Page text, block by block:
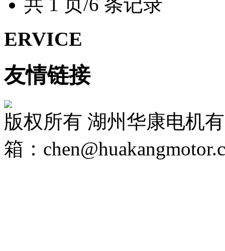
ERVICE
友情链接
版权所有 湖州华康电机
箱：